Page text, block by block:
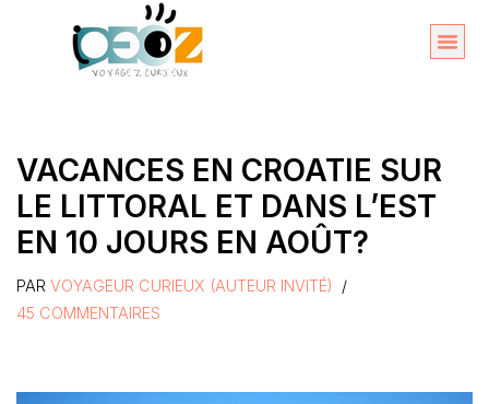
VACANCES EN CROATIE SUR
LE LITTORAL ET DANS L’EST
EN 10 JOURS EN AOÛT?
PAR VOYAGEUR CURIEUX (AUTEUR INVITÉ)
45 COMMENTAIRES